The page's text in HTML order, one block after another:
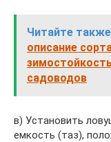
Читайте
описание
садоводов
в) Установить
емкость (таз),